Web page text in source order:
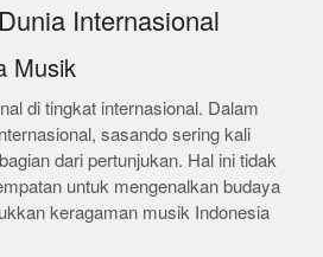
Internasional
Musik
di tingkat internasional. Dalam
sasando sering kali
dari pertunjukan. Hal ini tidak
untuk mengenalkan budaya
keragaman musik Indonesia